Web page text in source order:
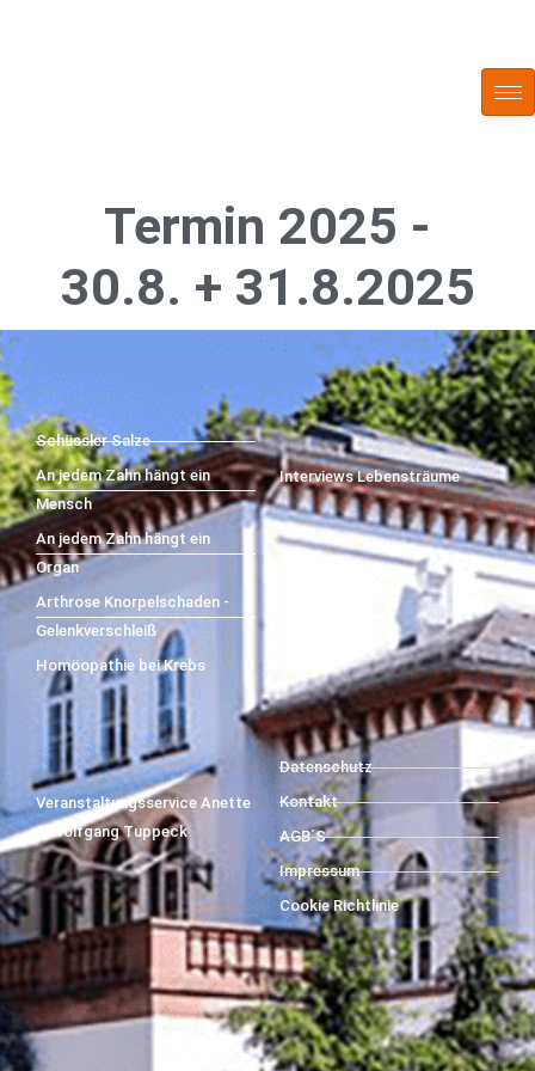
Termin 2025 -
30.8. + 31.8.2025
Schüssler Salze
An jedem Zahn hängt ein
Mensch
An jedem Zahn hängt ein
Organ
Arthrose Knorpelschaden -
Gelenkverschleiß
Homöopathie bei Krebs
Interviews Lebensträume
Veranstaltungsservice Anette
& Wolfgang Tuppeck
Datenschutz
Kontakt
AGB´S
Impressum
Cookie Richtlinie